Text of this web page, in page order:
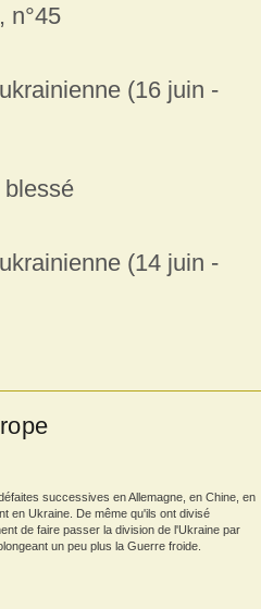
n°45
(16 juin -
(14 juin -
successives en Allemagne, en Chine, en
en Ukraine. De même qu'ils ont divisé
de faire passer la division de l'Ukraine par
un peu plus la Guerre froide.